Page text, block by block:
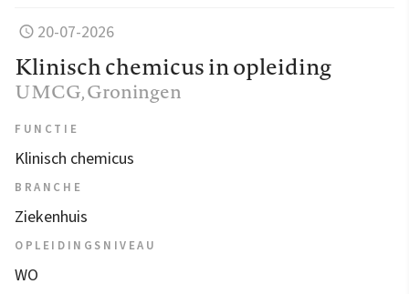
20-07-2026
Klinisch chemicus in opleiding
UMCG, Groningen
FUNCTIE
Klinisch chemicus
BRANCHE
Ziekenhuis
OPLEIDINGSNIVEAU
WO